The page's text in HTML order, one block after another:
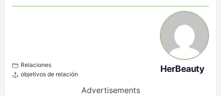
Relaciones
objetivos de relación
HerBeauty
Advertisements